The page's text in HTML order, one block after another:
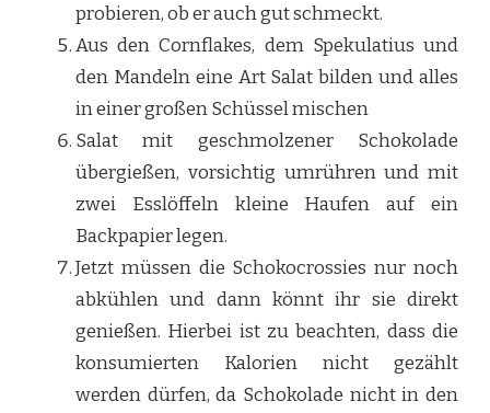
probieren, ob er auch gut schmeckt.
Aus den Cornflakes, dem Spekulatius und
den Mandeln eine Art Salat bilden und alles
in einer großen Schüssel mischen
Salat mit geschmolzener Schokolade
übergießen, vorsichtig umrühren und mit
zwei Esslöffeln kleine Haufen auf ein
Backpapier legen.
Jetzt müssen die Schokocrossies nur noch
abkühlen und dann könnt ihr sie direkt
genießen. Hierbei ist zu beachten, dass die
konsumierten Kalorien nicht gezählt
werden dürfen, da Schokolade nicht in den